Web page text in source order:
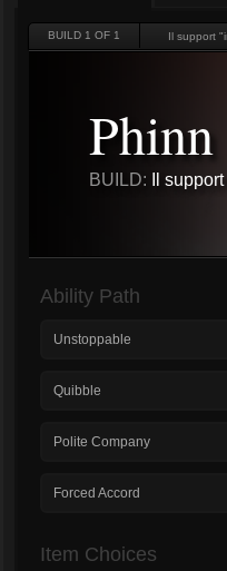
BUILD 1 OF 1
Phinn
BUILD: Il
Ability Path
Unstoppable
Quibble
Polite Company
Forced Accord
Item Choices